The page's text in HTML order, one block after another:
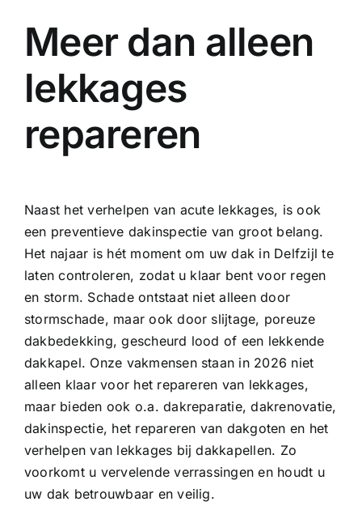
Meer dan alleen
lekkages
repareren
Naast het verhelpen van acute lekkages, is ook
een preventieve dakinspectie van groot belang.
Het najaar is hét moment om uw dak in Delfzijl te
laten controleren, zodat u klaar bent voor regen
en storm. Schade ontstaat niet alleen door
stormschade, maar ook door slijtage, poreuze
dakbedekking, gescheurd lood of een lekkende
dakkapel. Onze vakmensen staan in 2026 niet
alleen klaar voor het repareren van lekkages,
maar bieden ook o.a.dakreparatie, dakrenovatie,
dakinspectie, het repareren van dakgoten en het
verhelpen van lekkages bij dakkapellen. Zo
voorkomt u vervelende verrassingen en houdt u
uw dak betrouwbaar en veilig.